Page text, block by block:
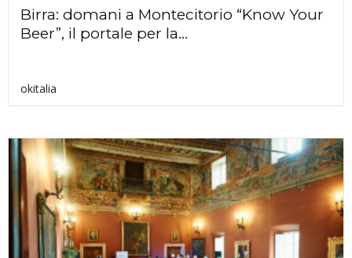
Birra: domani a Montecitorio “Know Your
Beer”, il portale per la...
okitalia